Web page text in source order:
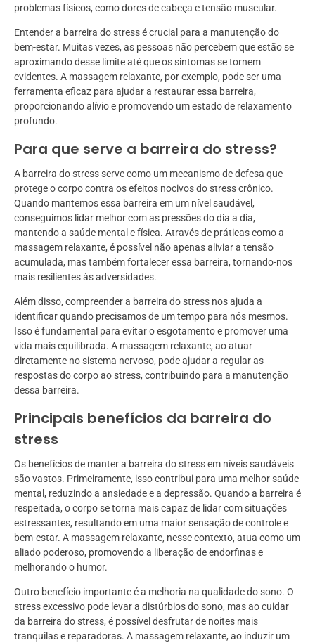
problemas físicos, como dores de cabeça e tensão muscular.
Entender a barreira do stress é crucial para a manutenção do
bem-estar. Muitas vezes, as pessoas não percebem que estão se
aproximando desse limite até que os sintomas se tornem
evidentes. A massagem relaxante, por exemplo, pode ser uma
ferramenta eficaz para ajudar a restaurar essa barreira,
proporcionando alívio e promovendo um estado de relaxamento
profundo.
Para que serve a barreira do stress?
A barreira do stress serve como um mecanismo de defesa que
protege o corpo contra os efeitos nocivos do stress crônico.
Quando mantemos essa barreira em um nível saudável,
conseguimos lidar melhor com as pressões do dia a dia,
mantendo a saúde mental e física. Através de práticas como a
massagem relaxante, é possível não apenas aliviar a tensão
acumulada, mas também fortalecer essa barreira, tornando-nos
mais resilientes às adversidades.
Além disso, compreender a barreira do stress nos ajuda a
identificar quando precisamos de um tempo para nós mesmos.
Isso é fundamental para evitar o esgotamento e promover uma
vida mais equilibrada. A massagem relaxante, ao atuar
diretamente no sistema nervoso, pode ajudar a regular as
respostas do corpo ao stress, contribuindo para a manutenção
dessa barreira.
Principais benefícios da barreira do
stress
Os benefícios de manter a barreira do stress em níveis saudáveis
são vastos. Primeiramente, isso contribui para uma melhor saúde
mental, reduzindo a ansiedade e a depressão. Quando a barreira é
respeitada, o corpo se torna mais capaz de lidar com situações
estressantes, resultando em uma maior sensação de controle e
bem-estar. A massagem relaxante, nesse contexto, atua como um
aliado poderoso, promovendo a liberação de endorfinas e
melhorando o humor.
Outro benefício importante é a melhoria na qualidade do sono. O
stress excessivo pode levar a distúrbios do sono, mas ao cuidar
da barreira do stress, é possível desfrutar de noites mais
tranquilas e reparadoras. A massagem relaxante, ao induzir um